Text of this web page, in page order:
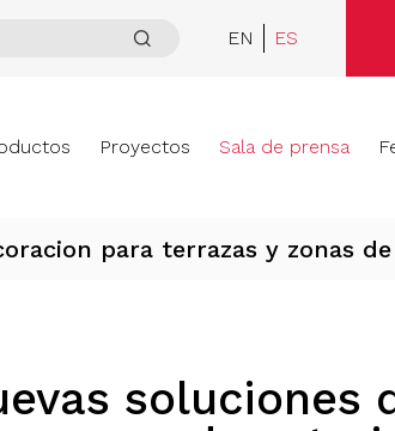
EN ES
Proyectos Sala de prensa
para terrazas y zonas
soluciones